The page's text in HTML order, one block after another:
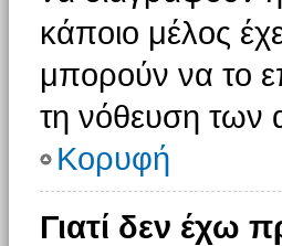
κάποιο μέλος
μπορούν να το
τη νόθευση των
Κορυφή
Γιατί δεν έχω